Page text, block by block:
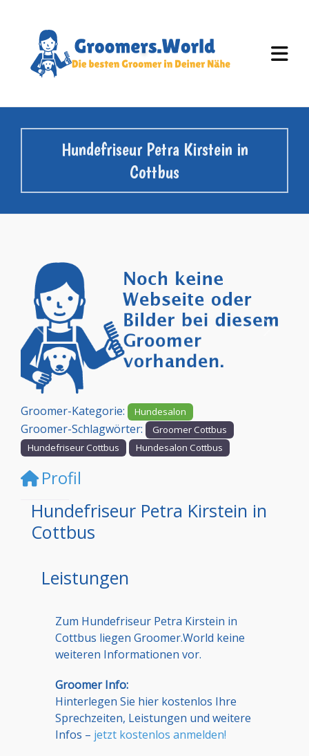
Hundefriseur Petra Kirstein in
Cottbus
Vorheriges
Groomer-Kategorie: Hundesalon
Groomer-Schlagwörter:
Groomer Cottbus
Hundefriseur Cottbus
Hundesalon Cottbus
Profil
Hundefriseur Petra Kirstein in
Cottbus
Leistungen
Zum Hundefriseur Petra Kirstein in
Cottbus liegen Groomer.World keine
weiteren Informationen vor.
Groomer Info:
Hinterlegen Sie hier kostenlos Ihre
Sprechzeiten, Leistungen und weitere
Infos – jetzt kostenlos anmelden!